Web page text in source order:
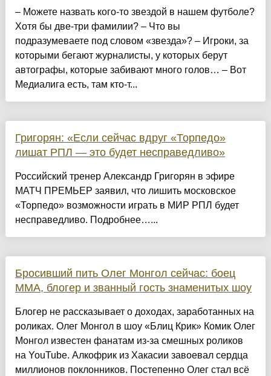
– Можете назвать кого-то звездой в нашем футболе?
Хотя бы две-три фамилии? – Что вы
подразумеваете под словом «звезда»? – Игроки, за
которыми бегают журналисты, у которых берут
автографы, которые забивают много голов… – Вот
Медиалига есть, там кто-т...
Григорян: «Если сейчас вдруг «Торпедо»
лишат РПЛ — это будет несправедливо»
Российский тренер Александр Григорян в эфире
МАТЧ ПРЕМЬЕР заявил, что лишить московское
«Торпедо» возможности играть в МИР РПЛ будет
несправедливо. Подробнее…...
Бросивший пить Олег Монгол сейчас: боец
ММА, блогер и званный гость знаменитых шоу
Блогер не рассказывает о доходах, заработанных на
роликах. Олег Монгол в шоу «Блиц Крик» Комик Олег
Монгол известен фанатам из-за смешных роликов
на YouTube. Алкофрик из Хакасии завоевал сердца
миллионов поклонников. Постепенно Олег стал всё